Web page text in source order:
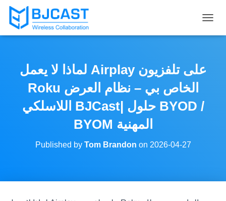
O
لماذا لا يعمل Airplay على تلفزيون
Roku الخاص بي – نظام العرض
اللاسلكي BJCast| حلول BYOD /
BYOM المهنية
Published by Tom Brandon on 2026-04-27